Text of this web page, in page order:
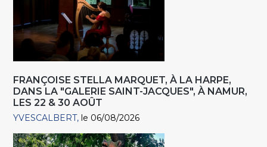
FRANÇOISE STELLA MARQUET, À LA HARPE,
DANS LA "GALERIE SAINT-JACQUES", À NAMUR,
LES 22 & 30 AOÛT
YVESCALBERT le 06/08/2026